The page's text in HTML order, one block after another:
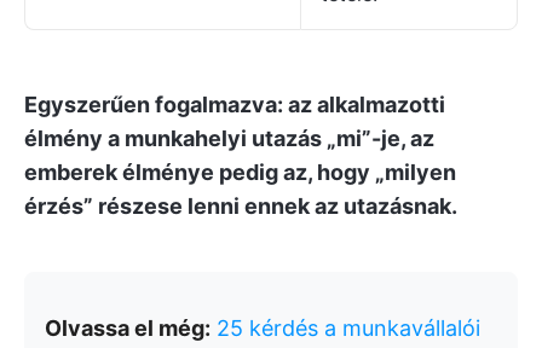
Egyszerűen fogalmazva: az alkalmazotti
élmény a munkahelyi utazás „mi”-je, az
emberek élménye pedig az, hogy „milyen
érzés” részese lenni ennek az utazásnak.
Olvassa el még: 25 kérdés a munkavállalói